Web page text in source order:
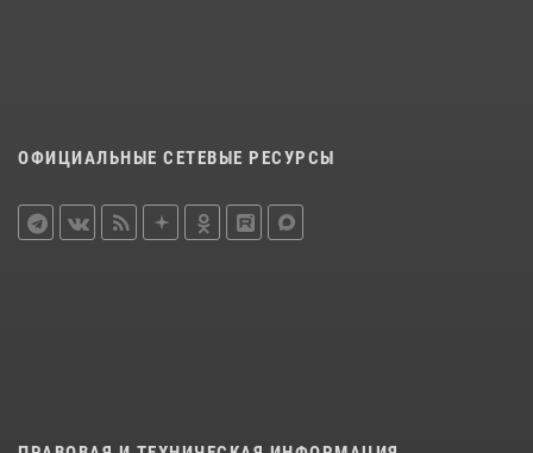
ОФИЦИАЛЬНЫЕ СЕТЕВЫЕ РЕСУРСЫ